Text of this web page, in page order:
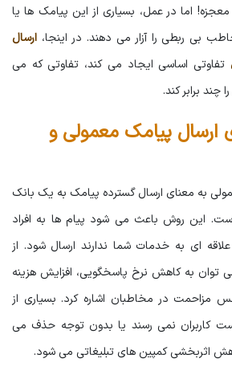
معجزه! اما در عمل، بسیاری از این پیامک ها یا
بی ربطی را آزار می دهند. در اینجا، ارسال
تفاوتی اساسی ایجاد می کند، تفاوتی که می
چند برابر کند.
پیامک معمولی و
به معنای ارسال گسترده پیامک به یک بانک
این روش باعث می شود پیام ها به افراد
ای به خدمات شما ندارند ارسال شود. از
به کاهش نرخ پاسخگویی، افزایش هزینه
مزاحمت در مخاطبان اشاره کرد. بسیاری از
کاربران نمی رسند یا بدون توجه حذف می
اثربخشی کمپین های تبلیغاتی می شود.